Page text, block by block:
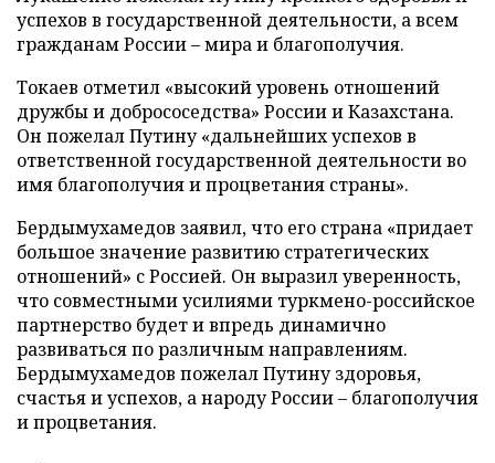
успехов в государственной деятельности, а всем
гражданам России – мира и благополучия.
Токаев отметил «высокий уровень отношений
дружбы и добрососедства» России и Казахстана.
Он пожелал Путину «дальнейших успехов в
ответственной государственной деятельности во
имя благополучия и процветания страны».
Бердымухамедов заявил, что его страна «придает
большое значение развитию стратегических
отношений» с Россией. Он выразил уверенность,
что совместными усилиями туркмено-российское
партнерство будет и впредь динамично
развиваться по различным направлениям.
Бердымухамедов пожелал Путину здоровья,
счастья и успехов, а народу России – благополучия
и процветания.